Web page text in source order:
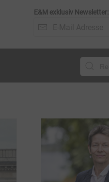
E&M exklusiv Newsletter: